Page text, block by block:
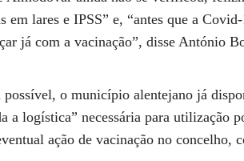
em lares e IPSS” e, “antes que a
já com a vacinação”, disse António
possível, o município alentejano já
a logística” necessária para utilização
ação de vacinação no concelho,